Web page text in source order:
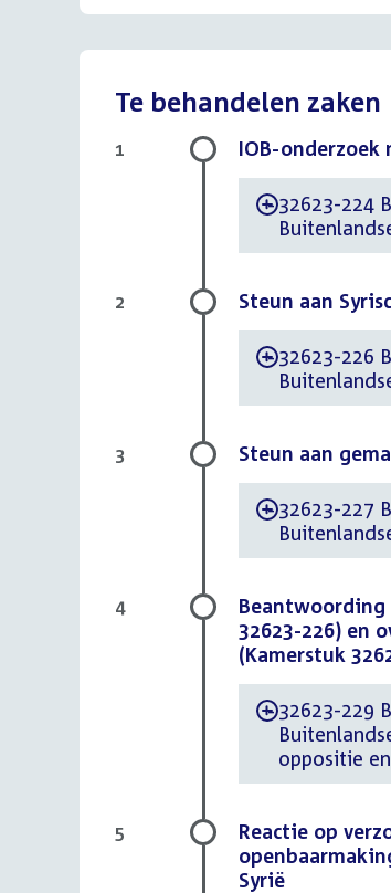
Te behandelen zaken
IOB-onderzoek
-32623-224
1
Steun aan
-32623-226
2
Steun aan
-32623-227
3
Beantwoording
32623-226) en
(Kamerstuk
-32623-229
oppositie
4
Reactie op
Syrië
5